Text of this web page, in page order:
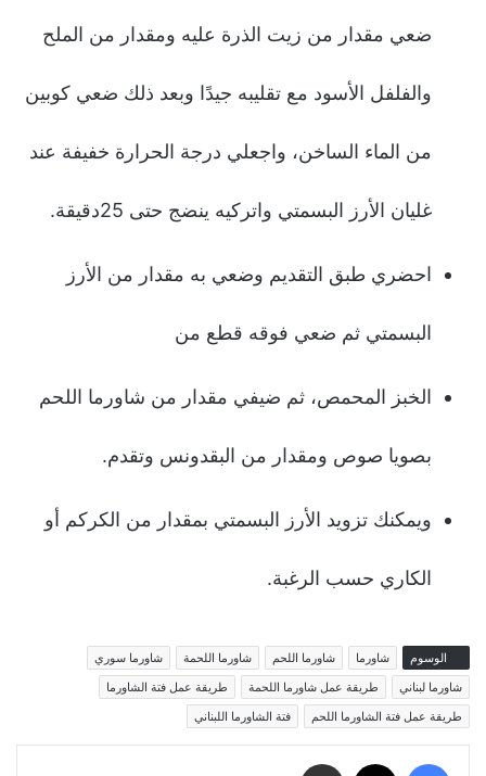
ضعي مقدار من زيت الذرة عليه ومقدار من الملح
والفلفل الأسود مع تقليبه جيدًا وبعد ذلك ضعي كوبين
من الماء الساخن، واجعلي درجة الحرارة خفيفة عند
غليان الأرز البسمتي واتركيه ينضج حتى 25دقيقة.
احضري طبق التقديم وضعي به مقدار من الأرز
البسمتي ثم ضعي فوقه قطع من
الخبز المحمص، ثم ضيفي مقدار من شاورما اللحم
بصويا صوص ومقدار من البقدونس وتقدم.
ويمكنك تزويد الأرز البسمتي بمقدار من الكركم أو
الكاري حسب الرغبة.
الوسوم شاورما شاورما اللحم شاورما اللحمة
شاورما سوري
شاورما لبناني
طريقة عمل شاورما اللحمة
طريقة عمل فتة الشاورما
طريقة عمل فتة الشاورما اللحم
فتة الشاورما اللبناني
فيسبوك